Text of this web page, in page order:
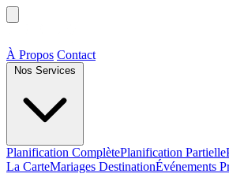
À Propos Contact
Planification ComplètePlanification Partielle
La CarteMariages DestinationÉvénements